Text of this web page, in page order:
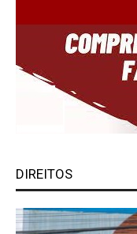
DIREITOS